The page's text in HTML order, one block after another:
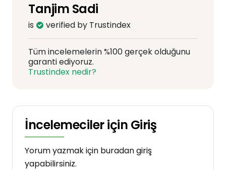
Tanjim Sadi
is verified by Trustindex
Tüm incelemelerin %100 gerçek olduğunu
garanti ediyoruz.
Trustindex nedir?
İncelemeciler için Giriş
Yorum yazmak için buradan giriş
yapabilirsiniz.